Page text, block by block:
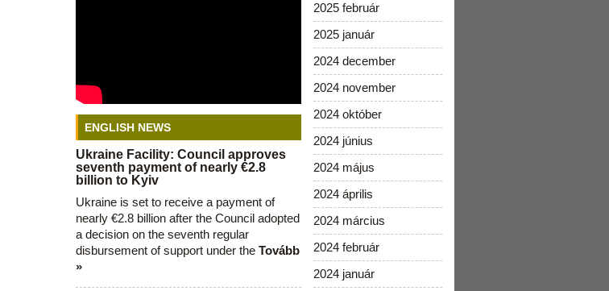
ENGLISH NEWS
Ukraine Facility: Council approves
seventh payment of nearly €2.8
billion to Kyiv
Ukraine is set to receive a payment of
nearly €2.8 billion after the Council adopted
a decision on the seventh regular
disbursement of support under the Tovább
»
2025 február
2025 január
2024 december
2024 november
2024 október
2024 június
2024 május
2024 április
2024 március
2024 február
2024 január